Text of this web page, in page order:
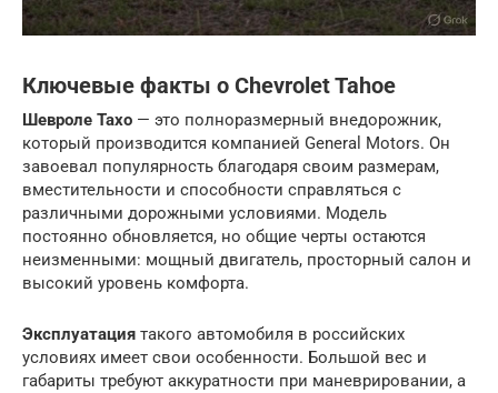
Ключевые факты о Chevrolet Tahoe
Шевроле Тахо — это полноразмерный внедорожник,
который производится компанией General Motors. Он
завоевал популярность благодаря своим размерам,
вместительности и способности справляться с
различными дорожными условиями. Модель
постоянно обновляется, но общие черты остаются
неизменными: мощный двигатель, просторный салон и
высокий уровень комфорта.
Эксплуатация такого автомобиля в российских
условиях имеет свои особенности. Большой вес и
габариты требуют аккуратности при маневрировании, а